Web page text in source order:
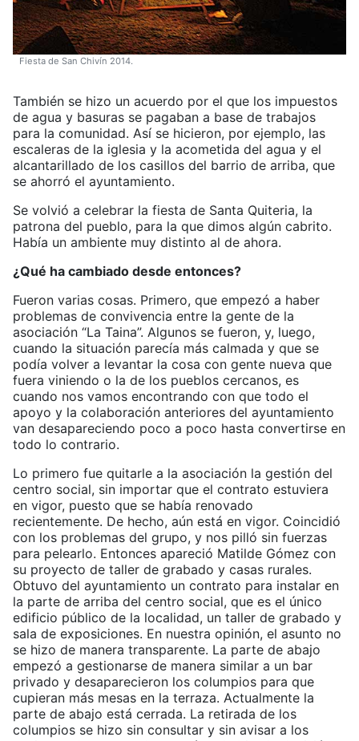
Fiesta de San Chivín 2014.
También se hizo un acuerdo por el que los impuestos
de agua y basuras se pagaban a base de trabajos
para la comunidad. Así se hicieron, por ejemplo, las
escaleras de la iglesia y la acometida del agua y el
alcantarillado de los casillos del barrio de arriba, que
se ahorró el ayuntamiento.
Se volvió a celebrar la fiesta de Santa Quiteria, la
patrona del pueblo, para la que dimos algún cabrito.
Había un ambiente muy distinto al de ahora.
¿Qué ha cambiado desde entonces?
Fueron varias cosas. Primero, que empezó a haber
problemas de convivencia entre la gente de la
asociación “La Taina”. Algunos se fueron, y, luego,
cuando la situación parecía más calmada y que se
podía volver a levantar la cosa con gente nueva que
fuera viniendo o la de los pueblos cercanos, es
cuando nos vamos encontrando con que todo el
apoyo y la colaboración anteriores del ayuntamiento
van desapareciendo poco a poco hasta convertirse en
todo lo contrario.
Lo primero fue quitarle a la asociación la gestión del
centro social, sin importar que el contrato estuviera
en vigor, puesto que se había renovado
recientemente. De hecho, aún está en vigor. Coincidió
con los problemas del grupo, y nos pilló sin fuerzas
para pelearlo. Entonces apareció Matilde Gómez con
su proyecto de taller de grabado y casas rurales.
Obtuvo del ayuntamiento un contrato para instalar en
la parte de arriba del centro social, que es el único
edificio público de la localidad, un taller de grabado y
sala de exposiciones. En nuestra opinión, el asunto no
se hizo de manera transparente. La parte de abajo
empezó a gestionarse de manera similar a un bar
privado y desaparecieron los columpios para que
cupieran más mesas en la terraza. Actualmente la
parte de abajo está cerrada. La retirada de los
columpios se hizo sin consultar y sin avisar a los